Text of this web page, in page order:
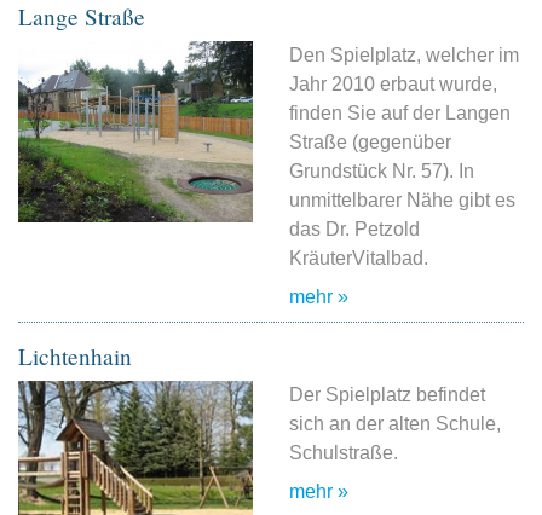
Lange Straße
Den Spielplatz, welcher im
Jahr 2010 erbaut wurde,
finden Sie auf der Langen
Straße (gegenüber
Grundstück Nr. 57). In
unmittelbarer Nähe gibt es
das Dr. Petzold
KräuterVitalbad.
mehr »
Lichtenhain
Der Spielplatz befindet
sich an der alten Schule,
Schulstraße.
mehr »